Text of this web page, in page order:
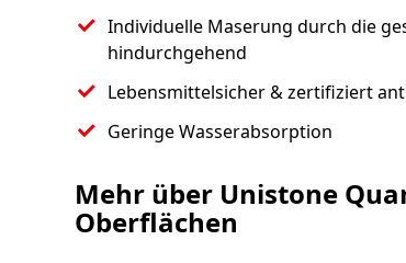
Individuelle Maserung durch die
hindurchgehend
Lebensmittelsicher & zertifiziert
Geringe Wasserabsorption
Mehr über Unistone
Oberflächen